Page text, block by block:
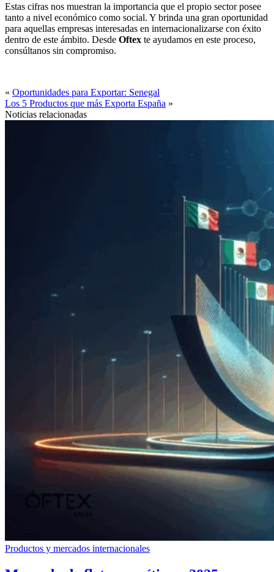
Estas cifras nos muestran la importancia que el propio sector posee
tanto a nivel económico como social. Y brinda una gran oportunidad
para aquellas empresas interesadas en internacionalizarse con éxito
dentro de este ámbito. Desde Oftex te ayudamos en este proceso,
consúltanos sin compromiso.
« Oportunidades para Exportar: Senegal
Los 5 Productos que más Exporta España »
Noticias relacionadas
Productos y mercados internacionales